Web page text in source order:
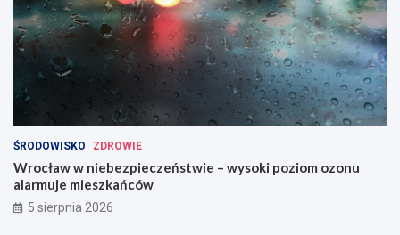
ŚRODOWISKO ZDROWIE
Wrocław w niebezpieczeństwie – wysoki poziom ozonu
alarmuje mieszkańców
5 sierpnia 2026